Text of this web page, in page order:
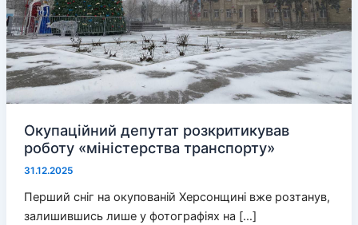
Окупаційний депутат розкритикував
роботу «міністерства транспорту»
31.12.2025
Перший сніг на окупованій Херсонщині вже розтанув,
залишившись лише у фотографіях на […]